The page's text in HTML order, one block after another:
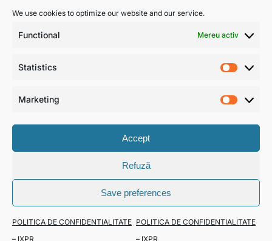
We use cookies to optimize our website and our service.
Functional Mereu activ
Statistics
Marketing
Accept
Refuză
Save preferences
POLITICA DE CONFIDENTIALITATE
– IXPR
POLITICA DE CONFIDENTIALITATE
– IXPR
CONTACT
contact@ixpr.ro
© 2026 IXPR DEVELOPMENT & CONSULTING SRL · CUI
Termeni și condiții · Politică de confidențialitate ·SAL —